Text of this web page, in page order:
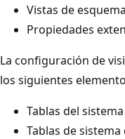
Vistas de
Propiedades
La configuración de
los siguientes
Tablas del
Tablas de